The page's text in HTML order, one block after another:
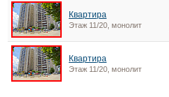
Квартира
Этаж 11/20, монолит
Квартира
Этаж 11/20, монолит